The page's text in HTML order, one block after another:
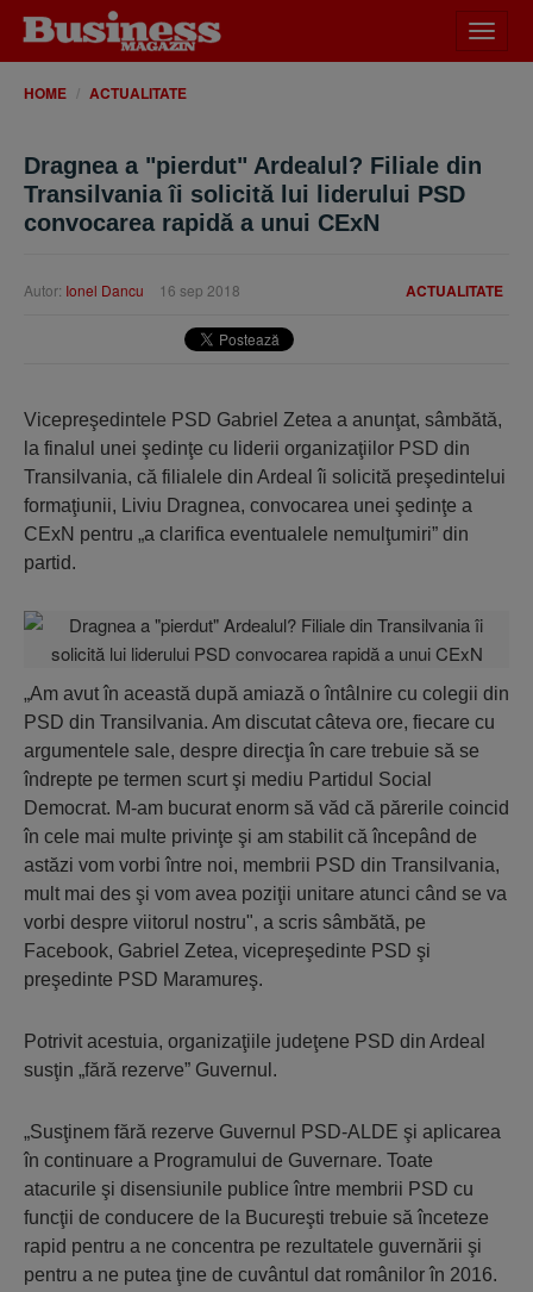
meniu
HOME ACTUALITATE
Dragnea a "pierdut" Ardealul? Filiale din
Transilvania îi solicită lui liderului PSD
convocarea rapidă a unui CExN
ACTUALITATE
Autor: Ionel Dancu 16 sep 2018
Vicepreşedintele PSD Gabriel Zetea a anunţat, sâmbătă,
la finalul unei şedinţe cu liderii organizaţiilor PSD din
Transilvania, că filialele din Ardeal îi solicită preşedintelui
formaţiunii, Liviu Dragnea, convocarea unei şedinţe a
CExN pentru „a clarifica eventualele nemulţumiri” din
partid.
„Am avut în această după amiază o întâlnire cu colegii din
PSD din Transilvania. Am discutat câteva ore, fiecare cu
argumentele sale, despre direcţia în care trebuie să se
îndrepte pe termen scurt şi mediu Partidul Social
Democrat. M-am bucurat enorm să văd că părerile coincid
în cele mai multe privinţe şi am stabilit că începând de
astăzi vom vorbi între noi, membrii PSD din Transilvania,
mult mai des şi vom avea poziţii unitare atunci când se va
vorbi despre viitorul nostru", a scris sâmbătă, pe
Facebook, Gabriel Zetea, vicepreşedinte PSD şi
preşedinte PSD Maramureş.
Potrivit acestuia, organizaţiile judeţene PSD din Ardeal
susţin „fără rezerve” Guvernul.
„Susţinem fără rezerve Guvernul PSD-ALDE şi aplicarea
în continuare a Programului de Guvernare. Toate
atacurile şi disensiunile publice între membrii PSD cu
funcţii de conducere de la Bucureşti trebuie să înceteze
rapid pentru a ne concentra pe rezultatele guvernării şi
pentru a ne putea ţine de cuvântul dat românilor în 2016.